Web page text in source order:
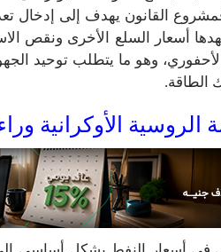
القانون يهدف إلى إدخال
أسعار السلع الأخرى ونقص
وهو ما يتطلب توحيد
الطاقة.
الروسية الأوكرانية